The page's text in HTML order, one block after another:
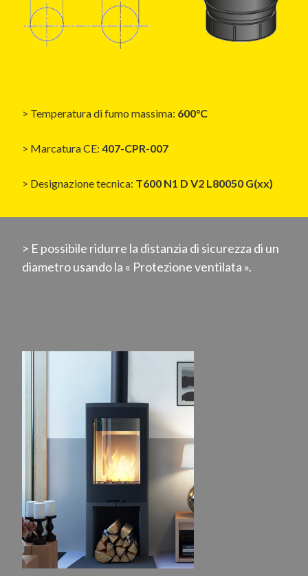
> Temperatura di fumo massima: 600°C
> Marcatura CE: 407-CPR-007
> Designazione tecnica: T600 N1 D V2 L80050 G(xx)
> E possibile ridurre la distanzia di sicurezza di un
diametro usando la « Protezione ventilata ».